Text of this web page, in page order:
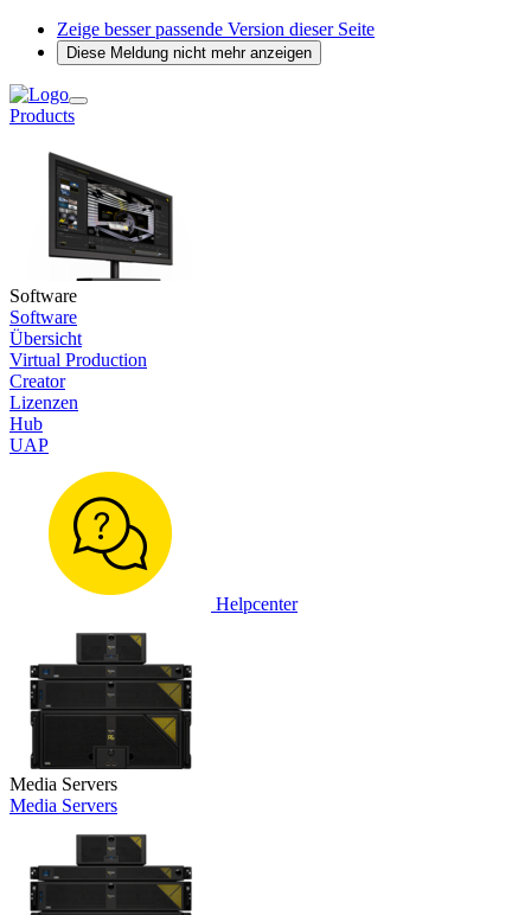
Zeige besser passende Version dieser Seite
Diese Meldung nicht mehr anzeigen
Products
Software
Software
Übersicht
Virtual Production
Creator
Lizenzen
Hub
UAP
Helpcenter
Media Servers
Media Servers